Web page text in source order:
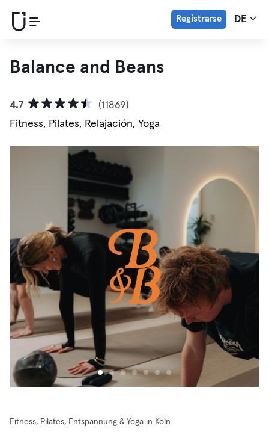
Registrarse DE
Balance and Beans
4.7
(11869)
Fitness, Pilates, Relajación, Yoga
Fitness, Pilates, Entspannung & Yoga in Köln